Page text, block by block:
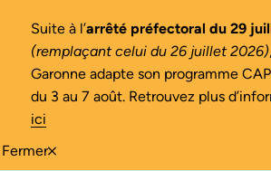
Fermer
Suite à l’arrêté préfectoral du 29
(remplaçant celui du 26 juillet 2026)
Garonne adapte son programme
du 3 au 7 août. Retrouvez plus
ici